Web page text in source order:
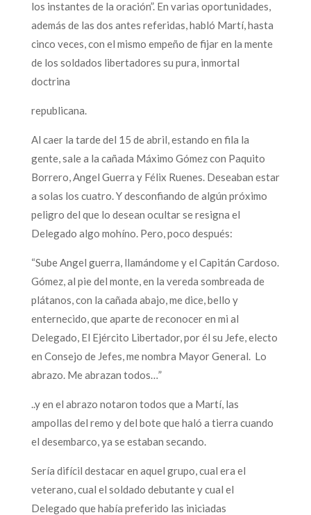
los instantes de la oración”. En varias oportunidades,
además de las dos antes referidas, habló Martí, hasta
cinco veces, con el mismo empeño de fijar en la mente
de los soldados libertadores su pura, inmortal
doctrina
republicana.
Al caer la tarde del 15 de abril, estando en fila la
gente, sale a la cañada Máximo Gómez con Paquito
Borrero, Angel Guerra y Félix Ruenes. Deseaban estar
a solas los cuatro. Y desconfiando de algún próximo
peligro del que lo desean ocultar se resigna el
Delegado algo mohíno. Pero, poco después:
“Sube Angel guerra, llamándome y el Capitán Cardoso.
Gómez, al pie del monte, en la vereda sombreada de
plátanos, con la cañada abajo, me dice, bello y
enternecido, que aparte de reconocer en mi al
Delegado, El Ejército Libertador, por él su Jefe, electo
en Consejo de Jefes, me nombra Mayor General. Lo
abrazo. Me abrazan todos…”
..y en el abrazo notaron todos que a Martí, las
ampollas del remo y del bote que haló a tierra cuando
el desembarco, ya se estaban secando.
Sería difícil destacar en aquel grupo, cual era el
veterano, cual el soldado debutante y cual el
Delegado que había preferido las iniciadas